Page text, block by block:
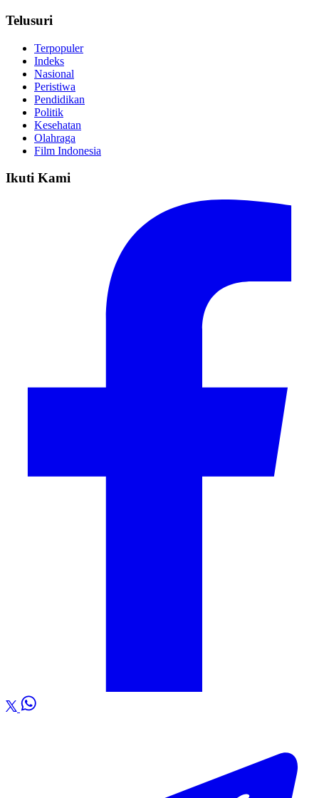
Telusuri
Terpopuler
Indeks
Nasional
Peristiwa
Pendidikan
Politik
Kesehatan
Olahraga
Film Indonesia
Ikuti Kami